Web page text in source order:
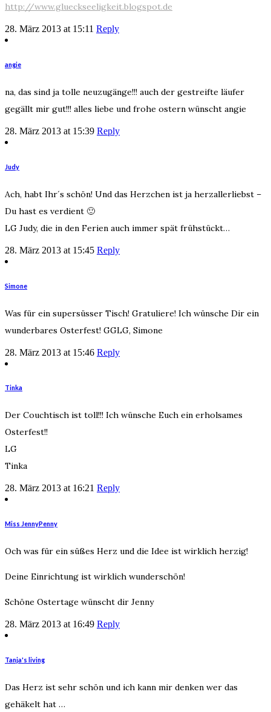
http://www.glueckseeligkeit.blogspot.de
28. März 2013 at 15:11 Reply
angie
na, das sind ja tolle neuzugänge!!! auch der gestreifte läufer
gegällt mir gut!!! alles liebe und frohe ostern wünscht angie
28. März 2013 at 15:39 Reply
Judy
Ach, habt Ihr´s schön! Und das Herzchen ist ja herzallerliebst –
Du hast es verdient 🙂
LG Judy, die in den Ferien auch immer spät frühstückt…
28. März 2013 at 15:45 Reply
Simone
Was für ein supersüsser Tisch! Gratuliere! Ich wünsche Dir ein
wunderbares Osterfest! GGLG, Simone
28. März 2013 at 15:46 Reply
Tinka
Der Couchtisch ist toll!!! Ich wünsche Euch ein erholsames
Osterfest!!
LG
Tinka
28. März 2013 at 16:21 Reply
Miss JennyPenny
Och was für ein süßes Herz und die Idee ist wirklich herzig!
Deine Einrichtung ist wirklich wunderschön!
Schöne Ostertage wünscht dir Jenny
28. März 2013 at 16:49 Reply
Tanja's living
Das Herz ist sehr schön und ich kann mir denken wer das
gehäkelt hat …